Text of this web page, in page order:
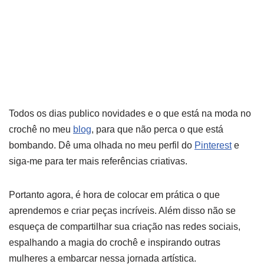
Todos os dias publico novidades e o que está na moda no
crochê no meu blog, para que não perca o que está
bombando. Dê uma olhada no meu perfil do Pintereste
siga-me para ter mais referências criativas.
Portanto agora, é hora de colocar em prática o que
aprendemos e criar peças incríveis. Além disso não se
esqueça de compartilhar sua criação nas redes sociais,
espalhando a magia do crochê e inspirando outras
mulheres a embarcar nessa jornada artística.